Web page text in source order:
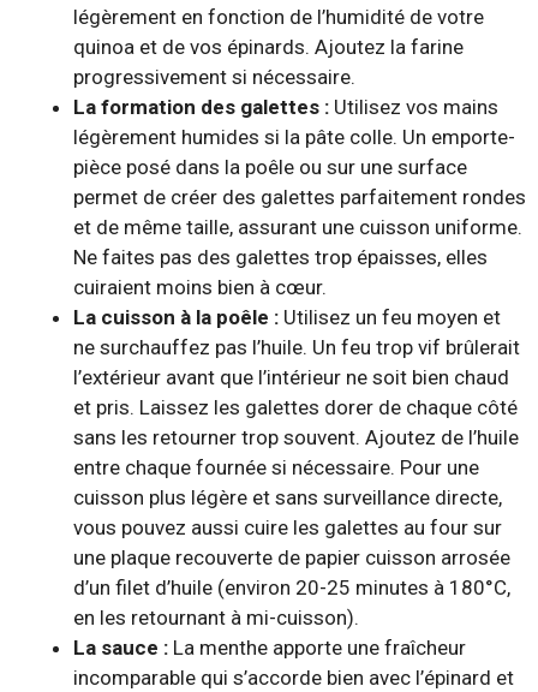
légèrement en fonction de l’humidité de votre
quinoa et de vos épinards. Ajoutez la farine
progressivement si nécessaire.
La formation des galettes : Utilisez vos mains
légèrement humides si la pâte colle. Un emporte-
pièce posé dans la poêle ou sur une surface
permet de créer des galettes parfaitement rondes
et de même taille, assurant une cuisson uniforme.
Ne faites pas des galettes trop épaisses, elles
cuiraient moins bien à cœur.
La cuisson à la poêle : Utilisez un feu moyen et
ne surchauffez pas l’huile. Un feu trop vif brûlerait
l’extérieur avant que l’intérieur ne soit bien chaud
et pris. Laissez les galettes dorer de chaque côté
sans les retourner trop souvent. Ajoutez de l’huile
entre chaque fournée si nécessaire. Pour une
cuisson plus légère et sans surveillance directe,
vous pouvez aussi cuire les galettes au four sur
une plaque recouverte de papier cuisson arrosée
d’un filet d’huile (environ 20-25 minutes à 180°C,
en les retournant à mi-cuisson).
La sauce : La menthe apporte une fraîcheur
incomparable qui s’accorde bien avec l’épinard et